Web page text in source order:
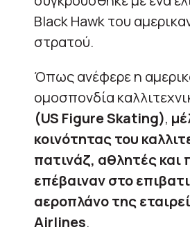
Black Hawk του
στρατού.
Όπως ανέφερε η
ομοσπονδία
(US Figure Skating),
κοινότητας του
πατινάζ, αθλητές και
επέβαιναν στο
αεροπλάνο της
Airlines.